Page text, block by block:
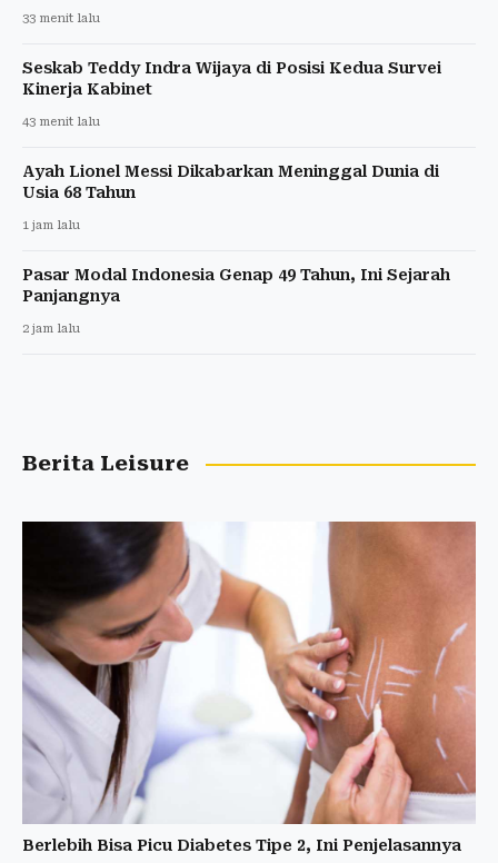
33 menit lalu
Seskab Teddy Indra Wijaya di Posisi Kedua Survei
Kinerja Kabinet
43 menit lalu
Ayah Lionel Messi Dikabarkan Meninggal Dunia di
Usia 68 Tahun
1 jam lalu
Pasar Modal Indonesia Genap 49 Tahun, Ini Sejarah
Panjangnya
2 jam lalu
Berita Leisure
Berlebih Bisa Picu Diabetes Tipe 2, Ini Penjelasannya